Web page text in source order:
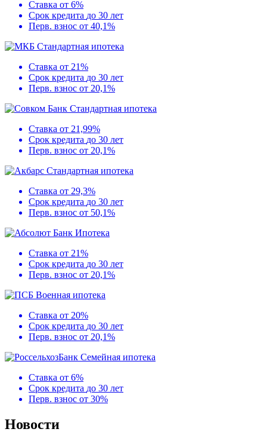
Ставка от 6%
Срок кредита до 30 лет
Перв. взнос от 40,1%
Стандартная ипотека
Ставка от 21%
Срок кредита до 30 лет
Перв. взнос от 20,1%
Стандартная ипотека
Ставка от 21,99%
Срок кредита до 30 лет
Перв. взнос от 20,1%
Стандартная ипотека
Ставка от 29,3%
Срок кредита до 30 лет
Перв. взнос от 50,1%
Ипотека
Ставка от 21%
Срок кредита до 30 лет
Перв. взнос от 20,1%
Военная ипотека
Ставка от 20%
Срок кредита до 30 лет
Перв. взнос от 20,1%
Семейная ипотека
Ставка от 6%
Срок кредита до 30 лет
Перв. взнос от 30%
Новости